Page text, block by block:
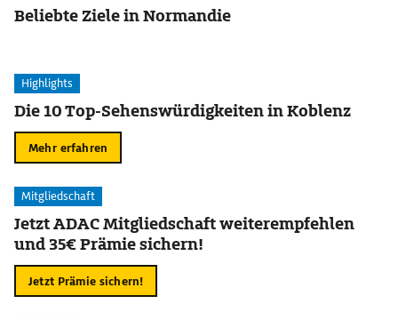
Beliebte Ziele in Normandie
Highlights
Die 10 Top-Sehenswürdigkeiten in Koblenz
Mehr erfahren
Mitgliedschaft
Jetzt ADAC Mitgliedschaft weiterempfehlen
und 35€ Prämie sichern!
Jetzt Prämie sichern!